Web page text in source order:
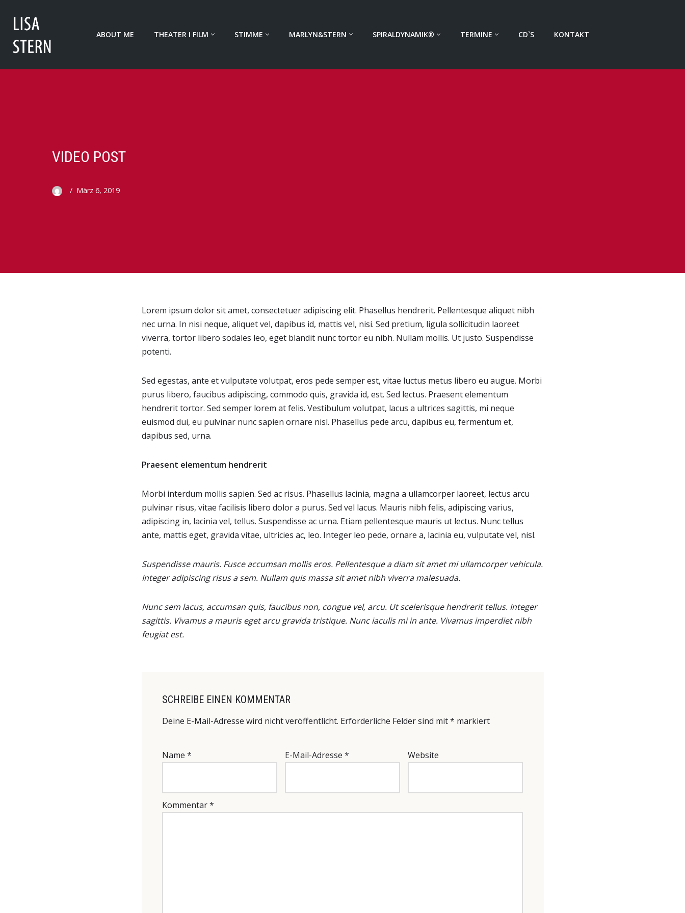
Zum
Inhalt
springen
ABOUT ME THEATER I FILM STIMME MARLYN&STERN SPIRALDYNAMIK® TERMINE CD`S KONTAKT
VIDEO POST
März 6, 2019
Lorem ipsum dolor sit amet, consectetuer adipiscing elit. Phasellus hendrerit. Pellentesque aliquet nibh
nec urna. In nisi neque, aliquet vel, dapibus id, mattis vel, nisi. Sed pretium, ligula sollicitudin laoreet
viverra, tortor libero sodales leo, eget blandit nunc tortor eu nibh. Nullam mollis. Ut justo. Suspendisse
potenti.
Sed egestas, ante et vulputate volutpat, eros pede semper est, vitae luctus metus libero eu augue. Morbi
purus libero, faucibus adipiscing, commodo quis, gravida id, est. Sed lectus. Praesent elementum
hendrerit tortor. Sed semper lorem at felis. Vestibulum volutpat, lacus a ultrices sagittis, mi neque
euismod dui, eu pulvinar nunc sapien ornare nisl. Phasellus pede arcu, dapibus eu, fermentum et,
dapibus sed, urna.
Praesent elementum hendrerit
Morbi interdum mollis sapien. Sed ac risus. Phasellus lacinia, magna a ullamcorper laoreet, lectus arcu
pulvinar risus, vitae facilisis libero dolor a purus. Sed vel lacus. Mauris nibh felis, adipiscing varius,
adipiscing in, lacinia vel, tellus. Suspendisse ac urna. Etiam pellentesque mauris ut lectus. Nunc tellus
ante, mattis eget, gravida vitae, ultricies ac, leo. Integer leo pede, ornare a, lacinia eu, vulputate vel, nisl.
Suspendisse mauris. Fusce accumsan mollis eros. Pellentesque a diam sit amet mi ullamcorper vehicula.
Integer adipiscing risus a sem. Nullam quis massa sit amet nibh viverra malesuada.
Nunc sem lacus, accumsan quis, faucibus non, congue vel, arcu. Ut scelerisque hendrerit tellus. Integer
sagittis. Vivamus a mauris eget arcu gravida tristique. Nunc iaculis mi in ante. Vivamus imperdiet nibh
feugiat est.
SCHREIBE EINEN KOMMENTAR
Deine E-Mail-Adresse wird nicht veröffentlicht. Erforderliche Felder sind mit* markiert
Name * E-Mail-Adresse * Website
Kommentar*